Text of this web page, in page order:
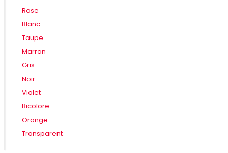
Rose
Blanc
Taupe
Marron
Gris
Noir
Violet
Bicolore
Orange
Transparent